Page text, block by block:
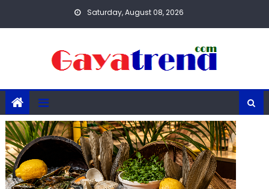
Saturday, August 08, 2026